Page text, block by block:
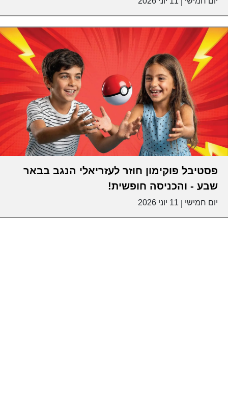
פסטיבל פוקימון חוזר לעזריאלי הנגב בבאר
שבע - והכניסה חופשית!
יום חמישי 11 יוני 2026